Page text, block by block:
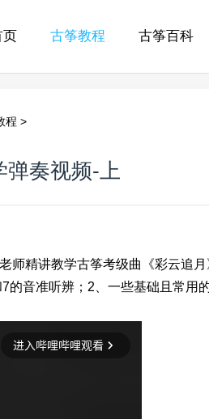
页 古筝教程 古筝百科
程 >
弹奏视频-上
精讲教学古筝考级曲《彩云追月
的音准听辨；2、一些基础且常用